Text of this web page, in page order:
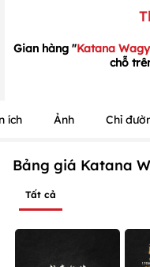
Gian hàng "Katana
chỗ
ích Ảnh Chỉ
Bảng giá Katana
Tất cả
/1